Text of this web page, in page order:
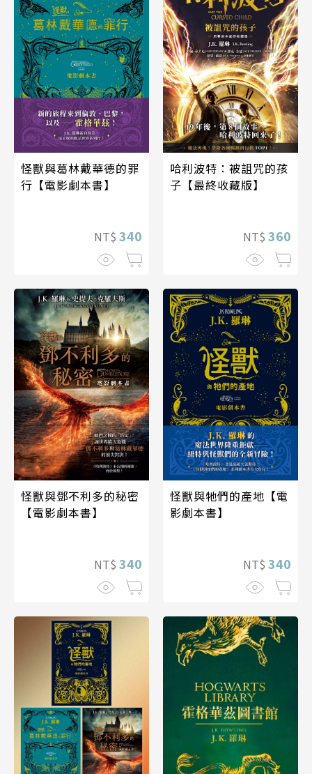
怪獸與葛林戴華德的罪
行【電影劇本書】
NT$ 340
哈利波特：被詛咒的孩
子【最終收藏版】
NT$ 360
怪獸與鄧不利多的秘密
【電影劇本書】
NT$ 340
怪獸與牠們的產地【電
影劇本書】
NT$ 340